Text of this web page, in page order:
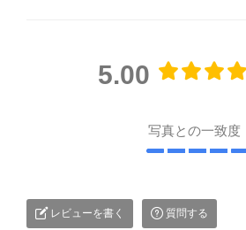
5.00
写真との一致度
レビューを書く 質問する